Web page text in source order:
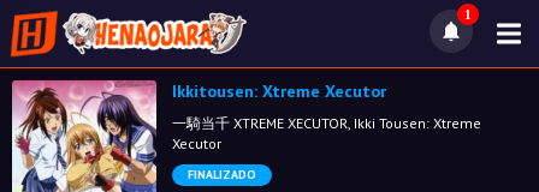
1
Ikkitousen: Xtreme Xecutor
一騎当千 XTREME XECUTOR, Ikki Tousen: Xtreme
Xecutor
FINALIZADO